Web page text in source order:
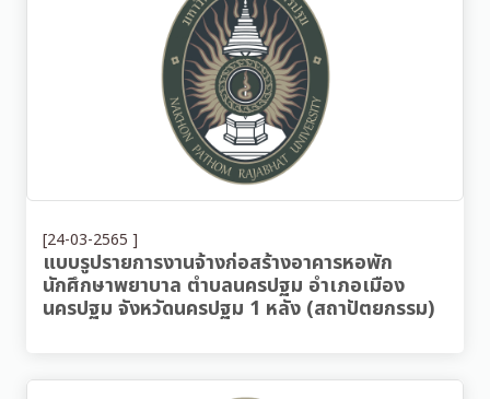
[24-03-2565 ]
แบบรูปรายการงานจ้างก่อสร้างอาคารหอพัก
นักศึกษาพยาบาล ตำบลนครปฐม อำเภอเมือง
นครปฐม จังหวัดนครปฐม 1 หลัง (สถาปัตยกรรม)